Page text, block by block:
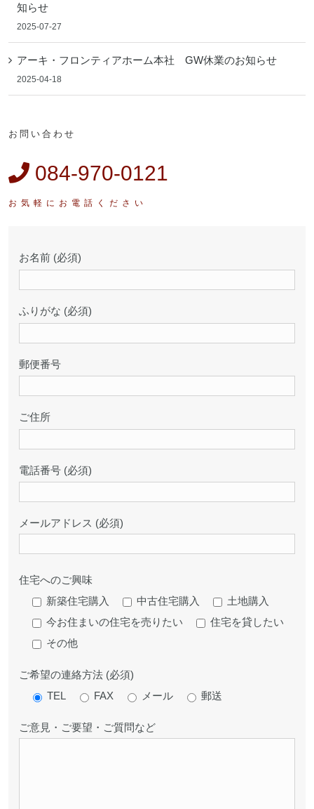
知らせ
2025-07-27
アーキ・フロンティアホーム本社 GW休業のお知らせ
2025-04-18
お問い合わせ
084-970-0121
お名前 (必須)
ふりがな (必須)
郵便番号
ご住所
電話番号 (必須)
メールアドレス (必須)
住宅へのご興味
新築住宅購入
中古住宅購入
土地購入
今お住まいの住宅を売りたい
住宅を貸したい
その他
ご希望の連絡方法 (必須)
TEL
FAX メール 郵送
ご意見・ご要望・ご質問など